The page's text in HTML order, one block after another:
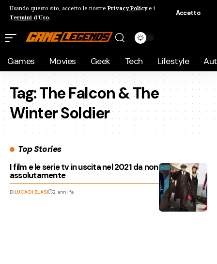
Usando questo sito, accetto le nostre Privacy Policye i
Termini d'Uso.
Accetto
Games Movies Geek Tech Lifestyle
Tag:The Falcon & The
Winter Soldier
Top Stories
I film e le serie tv in uscita nel 2021 da non perdere
assolutamente
DiLUCA DI BLASI 2 anni fa